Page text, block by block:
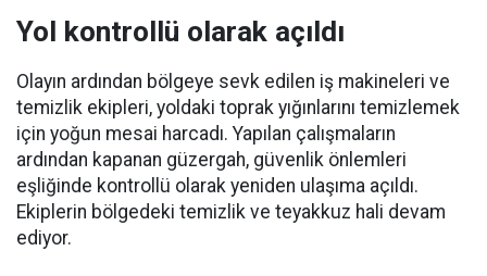
Yol kontrollü olarak açıldı
Olayın ardından bölgeye sevk edilen iş makineleri ve
temizlik ekipleri, yoldaki toprak yığınlarını temizlemek
için yoğun mesai harcadı. Yapılan çalışmaların
ardından kapanan güzergah, güvenlik önlemleri
eşliğinde kontrollü olarak yeniden ulaşıma açıldı.
Ekiplerin bölgedeki temizlik ve teyakkuz hali devam
ediyor.